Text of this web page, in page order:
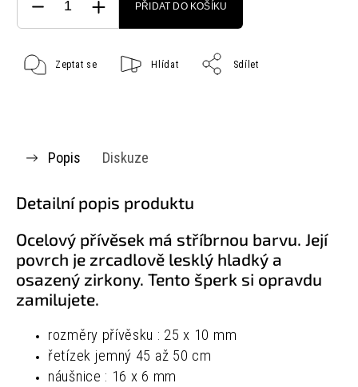
PŘIDAT DO KOŠÍKU
Zeptat se Hlídat Sdílet
Popis Diskuze
Detailní popis produktu
Ocelový přívěsek má stříbrnou barvu. Její
povrch je zrcadlově lesklý hladký a
osazený zirkony. Tento šperk si opravdu
zamilujete.
rozměry přívěsku : 25 x 10 mm
řetízek jemný 45 až 50 cm
náušnice : 16 x 6 mm